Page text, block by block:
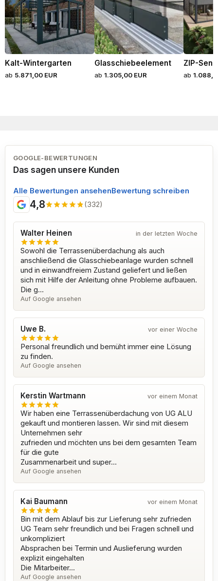
Kalt-Wintergarten
ab 5.871,00 EUR
Glasschiebe­element
ab 1.305,00 EUR
ZIP-
ab
GOOGLE-BEWERTUNGEN
Das sagen unsere Kunden
Alle Bewertungen ansehenBewertung schreiben
4,8 (332)
Walter Heinen in der letzten Woche
Sowohl die Terrassenüberdachung als auch
anschließend die Glasschiebeanlage wurden schnell
und in einwandfreiem Zustand geliefert und ließen
sich mit Hilfe der Anleitung ohne Probleme aufbauen.
Die g...
Auf Google ansehen
Uwe B. vor einer Woche
Personal freundlich und bemüht immer eine Lösung
zu finden.
Auf Google ansehen
Kerstin Wartmann vor einem Monat
Wir haben eine Terrassenüberdachung von UG ALU
gekauft und montieren lassen. Wir sind mit diesem
Unternehmen sehr
zufrieden und möchten uns bei dem gesamten Team
für die gute
Zusammenarbeit und super...
Auf Google ansehen
Kai Baumann vor einem Monat
Bin mit dem Ablauf bis zur Lieferung sehr zufrieden
UG Team sehr freundlich und bei Fragen schnell und
unkompliziert
Absprachen bei Termin und Auslieferung wurden
explizit eingehalten
Die Mitarbeiter...
Auf Google ansehen